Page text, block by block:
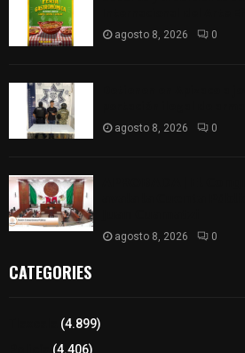
agosto 8, 2026 0
agosto 8, 2026 0
agosto 8, 2026 0
CATEGORIES
(4.899)
(4.406)